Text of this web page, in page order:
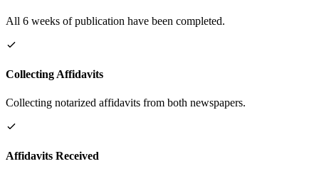
All 6 weeks of publication have been completed.
Collecting Affidavits
Collecting notarized affidavits from both newspapers.
Affidavits Received